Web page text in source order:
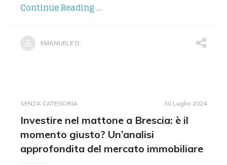
Continue Reading ...
EMANUELE D.
SENZA CATEGORIA 30 Luglio 2024
Investire nel mattone a Brescia: è il
momento giusto? Un’analisi
approfondita del mercato immobiliare